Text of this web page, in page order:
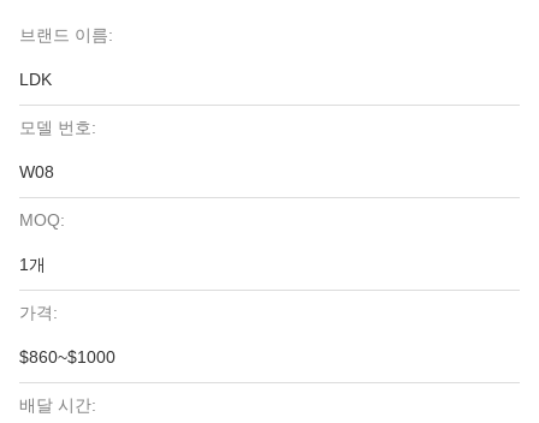
브랜드 이름:
LDK
모델 번호:
W08
MOQ:
1개
가격:
$860~$1000
배달 시간: